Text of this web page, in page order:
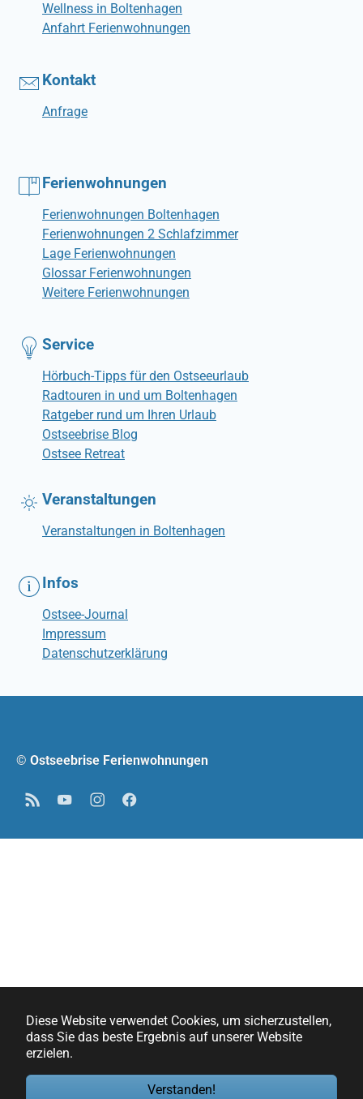
Diese Website verwendet Cookies, um sicherzustellen,
dass Sie das beste Ergebnis auf unserer Website
erzielen.
Verstanden!
Wellness in Boltenhagen
Anfahrt Ferienwohnungen
Kontakt
Anfrage
Ferienwohnungen
Ferienwohnungen Boltenhagen
Ferienwohnungen 2 Schlafzimmer
Lage Ferienwohnungen
Glossar Ferienwohnungen
Weitere Ferienwohnungen
Service
Hörbuch-Tipps für den Ostseeurlaub
Radtouren in und um Boltenhagen
Ratgeber rund um Ihren Urlaub
Ostseebrise Blog
Ostsee Retreat
Veranstaltungen
Veranstaltungen in Boltenhagen
Infos
Ostsee-Journal
Impressum
Datenschutzerklärung
© Ostseebrise Ferienwohnungen
RSS YouTubeInstagramFacebook